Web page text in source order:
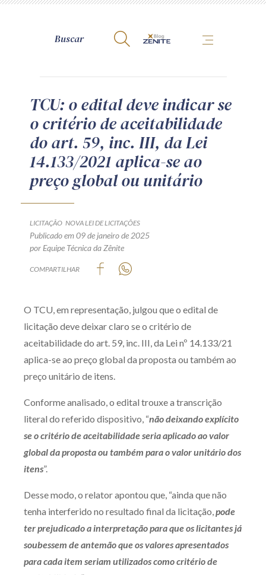
A Zênite
Como publicar conosco
Site da Zênite
Contato
Termos de uso
Encarregado (contato)
Zênite Fácil IA
Zênite Play
Orientação por Escrito
Mentoria Zênite
Capacitação
Zênite Online
Eventos presenciais
Diferenciais
Receba por RSS
TCU: o edital deve indicar se
o critério de aceitabilidade
do art. 59, inc. III, da Lei
14.133/2021 aplica-se ao
preço global ou unitário
LICITAÇÃO NOVA LEI DE LICITAÇÕES
Publicado em 09 de janeiro de 2025
por Equipe Técnica da Zênite
COMPARTILHAR
O TCU, em representação, julgou que o edital de
licitação deve deixar claro se o critério de
aceitabilidade do art. 59, inc. III, da Lei nº 14.133/21
aplica-se ao preço global da proposta ou também ao
preço unitário de itens.
Conforme analisado, o edital trouxe a transcrição
literal do referido dispositivo, “não deixando explícito
se o critério de aceitabilidade seria aplicado ao valor
global da proposta ou também para o valor unitário dos
itens”.
Desse modo, o relator apontou que, “ainda que não
tenha interferido no resultado final da licitação,pode
ter prejudicado a interpretação para que os licitantes já
soubessem de antemão que os valores apresentados
para cada item seriam utilizados como critério de